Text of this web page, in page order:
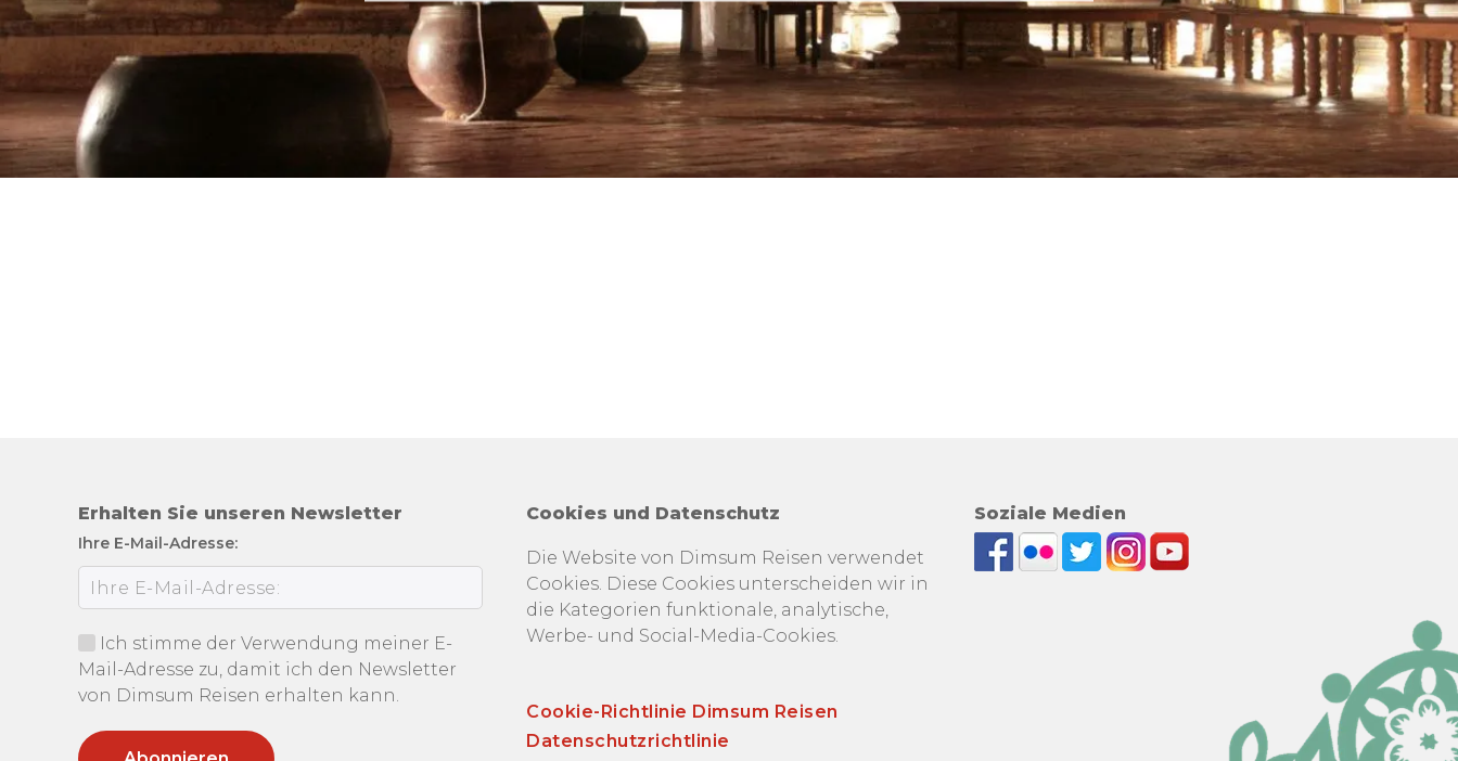
Erhalten Sie unseren Newsletter
Ihre E-Mail-Adresse:
Ich stimme der Verwendung meiner E-
Mail-Adresse zu, damit ich den Newsletter
von Dimsum Reisen erhalten kann.
Cookies und Datenschutz
Die Website von Dimsum Reisen verwendet
Cookies. Diese Cookies unterscheiden wir in
die Kategorien funktionale, analytische,
Werbe- und Social-Media-Cookies.
Cookie-Richtlinie Dimsum Reisen
Datenschutzrichtlinie
Soziale Medien